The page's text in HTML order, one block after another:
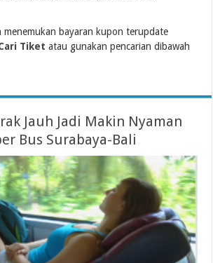
menemukan bayaran kupon terupdate
Tiket atau gunakan pencarian dibawah
Jauh Jadi Makin Nyaman
Bus Surabaya-Bali